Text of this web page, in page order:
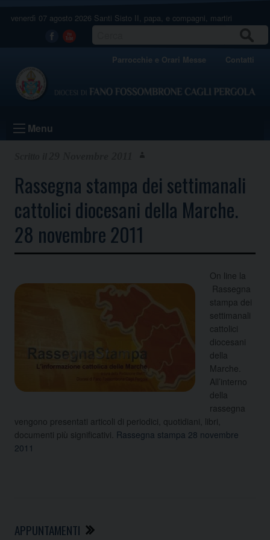
venerdì 07 agosto 2026 Santi Sisto II, papa, e compagni, martiri
Facebook
Youtube
Parrocchie e Orari Messe Contatti
Menu
Rassegna stampa dei settimanali
cattolici diocesani della Marche.
28 novembre 2011
On line la
Rassegna
stampa dei
settimanali
cattolici
diocesani
della
Marche.
All’interno
della
rassegna
vengono presentati articoli di periodici, quotidiani, libri,
documenti più significativi. Rassegna stampa 28 novembre
2011
APPUNTAMENTI